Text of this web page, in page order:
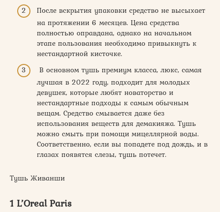
После вскрытия упаковки средство не высыхает
на протяжении 6 месяцев. Цена средства
полностью оправдана, однако на начальном
этапе пользования необходимо привыкнуть к
нестандартной кисточке.
В основном тушь премиум класса, люкс, самая
лучшая в 2022 году, подходит для молодых
девушек, которые любят новаторство и
нестандартные подходы к самым обычным
вещам. Средство смывается даже без
использования веществ для демакияжа. Тушь
можно смыть при помощи мицеллярной воды.
Соответственно, если вы попадете под дождь, и в
глазах появятся слезы, тушь потечет.
Тушь Живанши
1 L’Oreal Paris